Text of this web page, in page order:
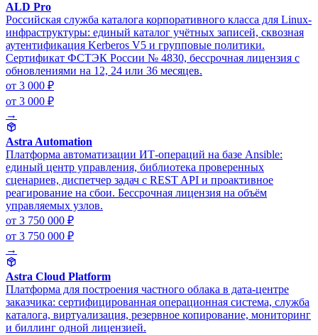
ALD Pro
Российская служба каталога корпоративного класса для Linux-
инфраструктуры: единый каталог учётных записей, сквозная
аутентификация Kerberos V5 и групповые политики.
Сертификат ФСТЭК России № 4830, бессрочная лицензия с
обновлениями на 12, 24 или 36 месяцев.
от 3 000 ₽
от 3 000 ₽
→
Astra Automation
Платформа автоматизации ИТ-операций на базе Ansible:
единый центр управления, библиотека проверенных
сценариев, диспетчер задач с REST API и проактивное
реагирование на сбои. Бессрочная лицензия на объём
управляемых узлов.
от 3 750 000 ₽
от 3 750 000 ₽
→
Astra Cloud Platform
Платформа для построения частного облака в дата-центре
заказчика: сертифицированная операционная система, служба
каталога, виртуализация, резервное копирование, мониторинг
и биллинг одной лицензией.